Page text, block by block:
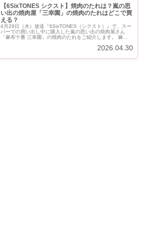
【6SixTONES シクスト】焼肉のたれは？嵐の思
い出の焼肉屋「三幸園」の焼肉のたれはどこで買
える？
4月29日（水）放送『6SixTONES（シクスト）』で、スー
パーでの買い出し中に購入した嵐の思い出の焼肉屋さん
「麻布十番 三幸園」の焼肉のたれをご紹介します。 麻布
2026.04.30